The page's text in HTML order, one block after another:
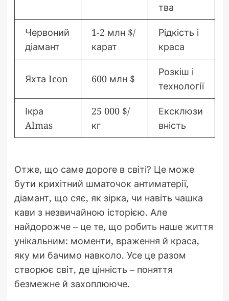
тва
Червоний
діамант
1-2 млн $/
карат
Рідкість і
краса
Яхта Icon 600 млн $
Розкіш і
технології
Ікра
Almas
25 000 $/
кг
Ексклюзи
вність
Отже, що саме дороге в світі? Це може
бути крихітний шматочок антиматерії,
діамант, що сяє, як зірка, чи навіть чашка
кави з незвичайною історією. Але
найдорожче – це те, що робить наше життя
унікальним: моменти, враження й краса,
яку ми бачимо навколо. Усе це разом
створює світ, де цінність – поняття
безмежне й захоплююче.